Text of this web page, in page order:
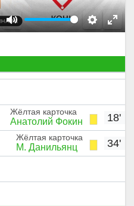
M
e
S
t
n
g
E
e
f
u
l
a
y
18'
Жёлтая карточка
Анатолий Фокин
34'
Жёлтая карточка
М. Данильянц